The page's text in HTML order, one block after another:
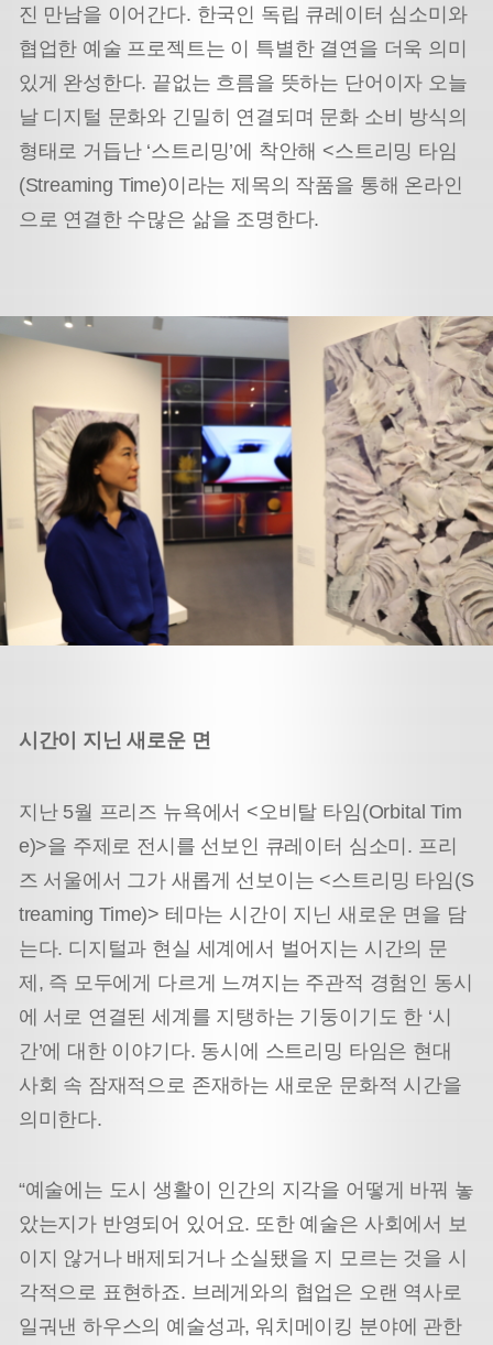
진 만남을 이어간다. 한국인 독립 큐레이터 심소미와
협업한 예술 프로젝트는 이 특별한 결연을 더욱 의미
있게 완성한다. 끝없는 흐름을 뜻하는 단어이자 오늘
날 디지털 문화와 긴밀히 연결되며 문화 소비 방식의
형태로 거듭난 ‘스트리밍’에 착안해 <스트리밍 타임
(Streaming Time)이라는 제목의 작품을 통해 온라인
으로 연결한 수많은 삶을 조명한다.
시간이 지닌 새로운 면
지난 5월 프리즈 뉴욕에서 <오비탈 타임(Orbital Tim
e)>을 주제로 전시를 선보인 큐레이터 심소미. 프리
즈 서울에서 그가 새롭게 선보이는 <스트리밍 타임(S
treaming Time)> 테마는 시간이 지닌 새로운 면을 담
는다. 디지털과 현실 세계에서 벌어지는 시간의 문
제, 즉 모두에게 다르게 느껴지는 주관적 경험인 동시
에 서로 연결된 세계를 지탱하는 기둥이기도 한 ‘시
간’에 대한 이야기다. 동시에 스트리밍 타임은 현대
사회 속 잠재적으로 존재하는 새로운 문화적 시간을
의미한다.
“예술에는 도시 생활이 인간의 지각을 어떻게 바꿔 놓
았는지가 반영되어 있어요. 또한 예술은 사회에서 보
이지 않거나 배제되거나 소실됐을 지 모르는 것을 시
각적으로 표현하죠. 브레게와의 협업은 오랜 역사로
일궈낸 하우스의 예술성과, 워치메이킹 분야에 관한